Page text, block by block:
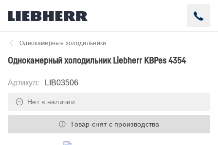
Однокамерные холодильники
Однокамерный холодильник Liebherr KBPes 4354
Артикул: LIB03506
Нет в наличии
Товар снят с производства